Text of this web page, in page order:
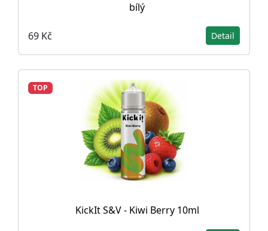
bílý
69 Kč Detail
TOP
KickIt S&V - Kiwi Berry 10ml